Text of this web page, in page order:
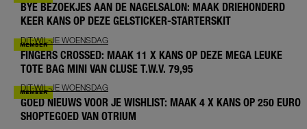
BYE BEZOEKJES AAN DE NAGELSALON: MAAK DRIEHONDERD
KEER KANS OP DEZE GELSTICKER-STARTERSKIT
DIT-WIL-JE WOENSDAG
FINGERS CROSSED: MAAK 11 X KANS OP DEZE MEGA LEUKE
TOTE BAG MINI VAN CLUSE T.W.V. 79,95
DIT-WIL-JE WOENSDAG
GOED NIEUWS VOOR JE WISHLIST: MAAK 4 X KANS OP 250 EURO
SHOPTEGOED VAN OTRIUM